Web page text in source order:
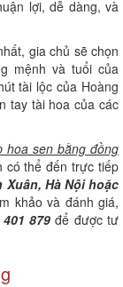
lợi, dễ dàng, và
gia chủ sẽ chọn
mệnh và tuổi của
tài lộc của Hoàng
tay tài hoa của các
hoa sen bằng đồng
có thể đến trực tiếp
Xuân, Hà Nội hoặc
khảo và đánh giá,
879để được tư